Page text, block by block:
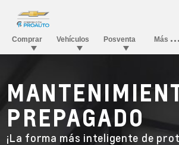
PREPAGADO
¡La forma más inteligente de